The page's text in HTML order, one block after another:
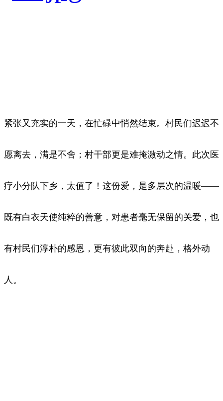
紧张又充实的一天，在忙碌中悄然结束。村民们迟迟不
愿离去，满是不舍；村干部更是难掩激动之情。此次医
疗小分队下乡，太值了！这份爱，是多层次的温暖——
既有白衣天使纯粹的善意，对患者毫无保留的关爱，也
有村民们淳朴的感恩，更有彼此双向的奔赴，格外动
人。